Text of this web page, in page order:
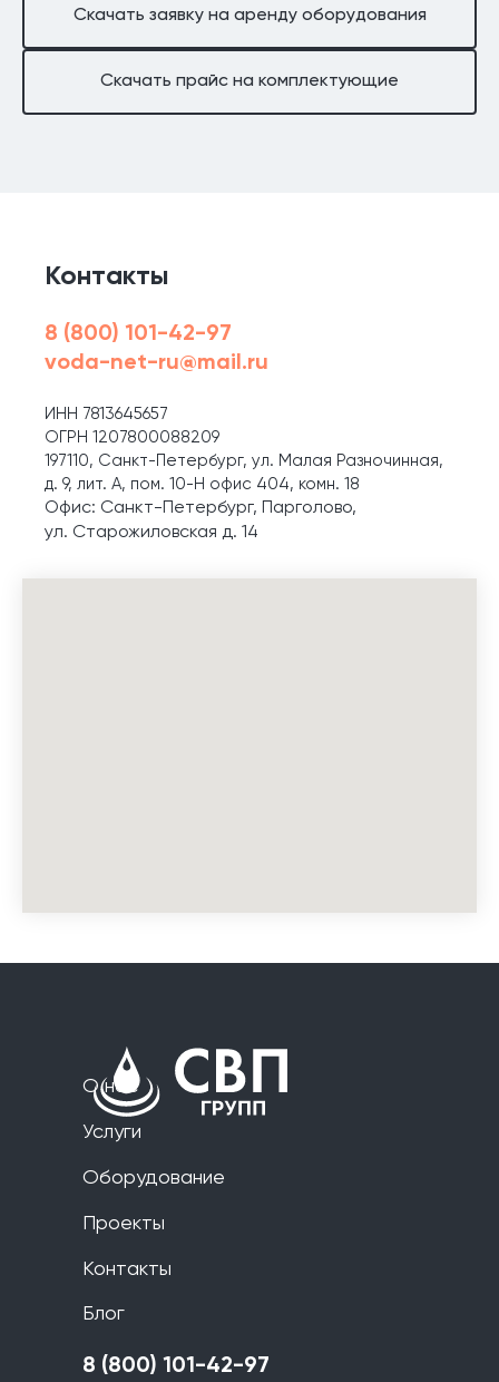
Скачать заявку на аренду оборудования
Скачать прайс на комплектующие
Контакты
8 (800) 101-42-97
voda-net-ru@mail.ru
ИНН 7813645657
ОГРН 1207800088209
197110, Санкт-Петербург, ул. Малая Разночинная,
д. 9, лит. А, пом. 10-Н офис 404, комн. 18
Офис: Санкт-Петербург, Парголово,
ул. Старожиловская д. 14
О нас
Услуги
Оборудование
Проекты
Контакты
Блог
8 (800) 101-42-97